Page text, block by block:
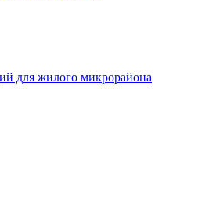
для жилого микрорайона